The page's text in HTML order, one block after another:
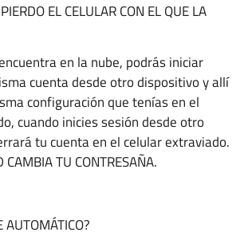
EL CELULAR CON EL QUE LA
en la nube, podrás iniciar
cuenta desde otro dispositivo y allí
configuración que tenías en el
cuando inicies sesión desde otro
tu cuenta en el celular extraviado.
CAMBIA TU CONTRESAÑA.
AUTOMÁTICO?